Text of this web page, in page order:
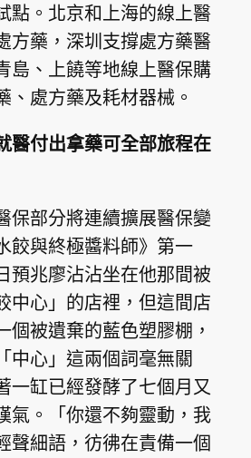
點。北京和上海的線上醫
方藥，深圳支撐處方藥醫
島、上饒等地線上醫保購
、處方藥及耗材器械。
醫付出拿藥可全部旅程在
保部分將連續擴展醫保變
餃與終極醬料師》第一
預兆廖沾沾坐在他那間被
中心」的店裡，但這間店
個被遺棄的藍色塑膠棚，
中心」這兩個詞毫無關
一缸已經發酵了七個月又
氣。「你還不夠靈動，我
聲細語，彷彿在責備一個